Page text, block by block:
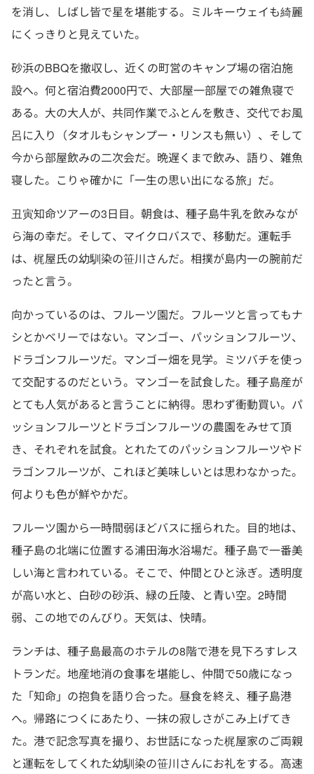
を消し、しばし皆で星を堪能する。ミルキーウェイも綺麗
にくっきりと見えていた。
砂浜のBBQを撤収し、近くの町営のキャンプ場の宿泊施
設へ。何と宿泊費2000円で、大部屋一部屋での雑魚寝で
ある。大の大人が、共同作業でふとんを敷き、交代でお風
呂に入り（タオルもシャンプー・リンスも無い）、そして
今から部屋飲みの二次会だ。晩遅くまで飲み、語り、雑魚
寝した。こりゃ確かに「一生の思い出になる旅」だ。
丑寅知命ツアーの3日目。朝食は、種子島牛乳を飲みなが
ら海の幸だ。そして、マイクロバスで、移動だ。運転手
は、梶屋氏の幼馴染の笹川さんだ。相撲が島内一の腕前だ
ったと言う。
向かっているのは、フルーツ園だ。フルーツと言ってもナ
シとかベリーではない。マンゴー、パッションフルーツ、
ドラゴンフルーツだ。マンゴー畑を見学。ミツバチを使っ
て交配するのだという。マンゴーを試食した。種子島産が
とても人気があると言うことに納得。思わず衝動買い。パ
ッションフルーツとドラゴンフルーツの農園をみせて頂
き、それぞれを試食。とれたてのパッションフルーツやド
ラゴンフルーツが、これほど美味しいとは思わなかった。
何よりも色が鮮やかだ。
フルーツ園から一時間弱ほどバスに揺られた。目的地は、
種子島の北端に位置する浦田海水浴場だ。種子島で一番美
しい海と言われている。そこで、仲間とひと泳ぎ。透明度
が高い水と、白砂の砂浜、緑の丘陵、と青い空。2時間
弱、この地でのんびり。天気は、快晴。
ランチは、種子島最高のホテルの8階で港を見下ろすレス
トランだ。地産地消の食事を堪能し、仲間で50歳になっ
た「知命」の抱負を語り合った。昼食を終え、種子島港
へ。帰路につくにあたり、一抹の寂しさがこみ上げてき
た。港で記念写真を撮り、お世話になった梶屋家のご両親
と運転をしてくれた幼馴染の笹川さんにお礼をする。高速